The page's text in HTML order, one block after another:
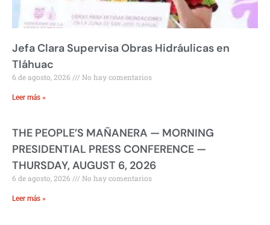
Jefa Clara Supervisa Obras Hidráulicas en
Tláhuac
6 de agosto, 2026 No hay comentarios
Leer más »
THE PEOPLE’S MAÑANERA — MORNING
PRESIDENTIAL PRESS CONFERENCE —
THURSDAY, AUGUST 6, 2026
6 de agosto, 2026 No hay comentarios
Leer más »